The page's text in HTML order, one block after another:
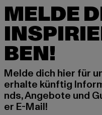
MELDE
BEN!
Melde dich hier für
erhalte künftig
nds, Angebote und
er E-Mail!